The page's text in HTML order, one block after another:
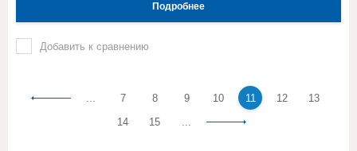
Подробнее
Добавить к сравнению
... 7 8 9 10 11 12
13
14
15 ...